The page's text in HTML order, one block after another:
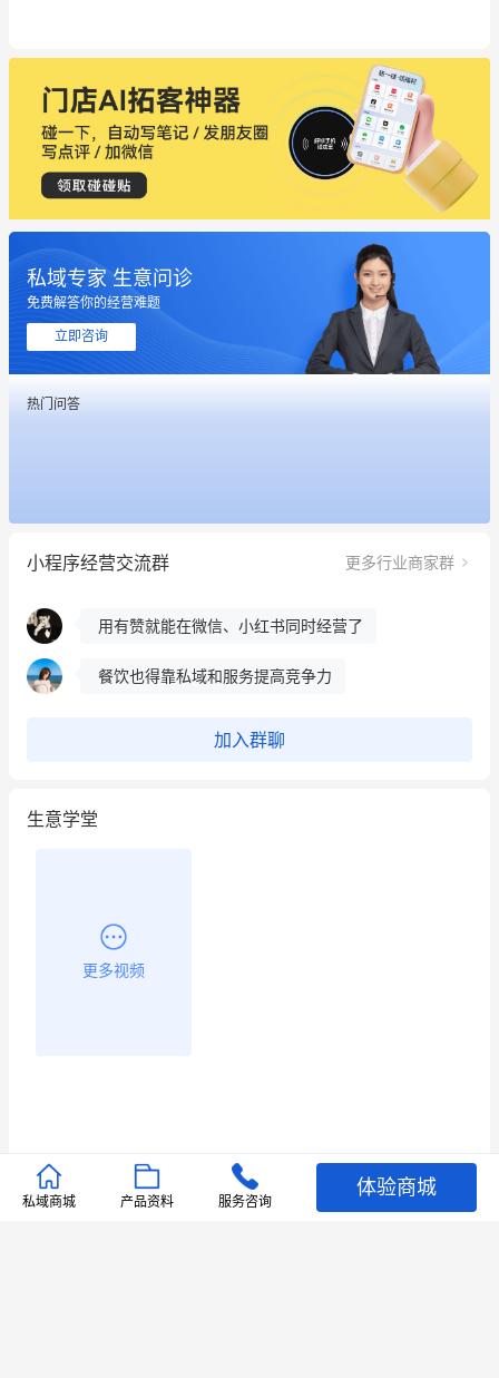
私域专家 生意问诊
免费解答你的经营难题
立即咨询
热门问答
小程序经营交流群 更多行业商家群
这个营销策划案例推荐大家看一下
用有赞就能在微信、小红书同时经营了
冰墩墩货源充足需要的联系我
这个营销策划案例推荐大家看一下
用有赞就能在微信、小红书同时经营了
餐饮也得靠私域和服务提高竞争力
加入群聊
生意学堂
更多视频
推荐文章
私域商城 产品资料 服务咨询
体验商城